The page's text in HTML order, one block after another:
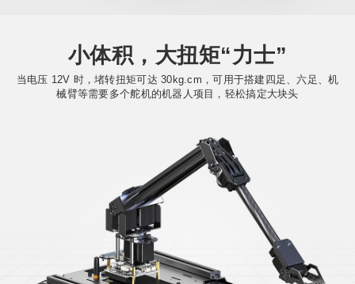
小体积，大扭矩“力士”
当电压 12V 时，堵转扭矩可达 30kg.cm，可用于搭建四足、六足、机
械臂等需要多个舵机的机器人项目，轻松搞定大块头